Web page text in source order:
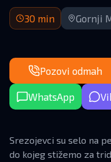
Dolazak za 30 minuta |
30 min Gornji
Pozovi odmah
WhatsApp
Srezojevci su selo na
do kojeg stižemo za